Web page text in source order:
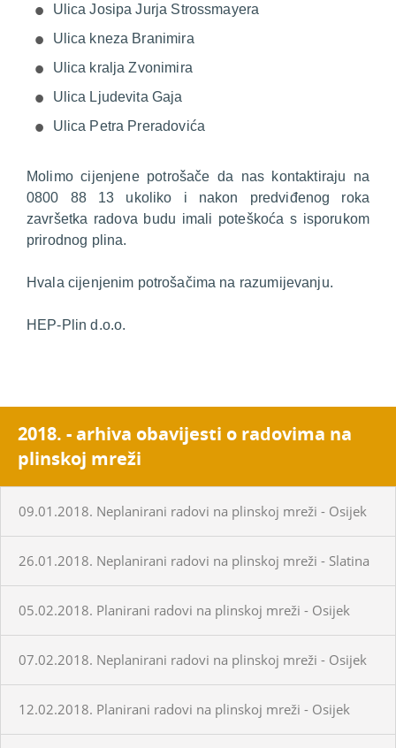
Ulica Josipa Jurja Strossmayera
Ulica kneza Branimira
Ulica kralja Zvonimira
Ulica Ljudevita Gaja
Ulica Petra Preradovića
Molimo cijenjene potrošače da nas kontaktiraju na
0800 88 13 ukoliko i nakon predviđenog roka
završetka radova budu imali poteškoća s isporukom
prirodnog plina.
Hvala cijenjenim potrošačima na razumijevanju.
HEP-Plin d.o.o.
2018. - arhiva obavijesti o radovima na
plinskoj mreži
09.01.2018. Neplanirani radovi na plinskoj mreži - Osijek
26.01.2018. Neplanirani radovi na plinskoj mreži - Slatina
05.02.2018. Planirani radovi na plinskoj mreži - Osijek
07.02.2018. Neplanirani radovi na plinskoj mreži - Osijek
12.02.2018. Planirani radovi na plinskoj mreži - Osijek